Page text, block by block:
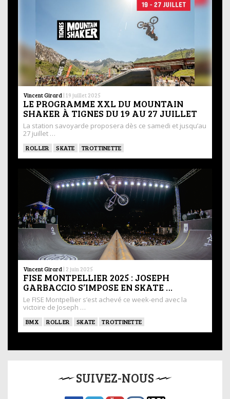
Vincent Girard | 19 juillet 2025
LE PROGRAMME XXL DU MOUNTAIN
SHAKER À TIGNES DU 19 AU 27 JUILLET
La station savoyarde proposera dès ce samedi et jusqu’au
27 juillet …
ROLLER SKATE TROTTINETTE
Vincent Girard | 2 juin 2025
FISE MONTPELLIER 2025 : JOSEPH
GARBACCIO S’IMPOSE EN SKATE …
Le FISE Montpellier s’est achevé ce week-end avec la
victoire de Joseph …
BMX ROLLER SKATE TROTTINETTE
SUIVEZ-NOUS